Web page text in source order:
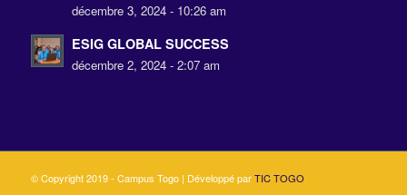
décembre 3, 2024 - 10:26 am
ESIG GLOBAL SUCCESS
décembre 2, 2024 - 2:07 am
© Copyright 2019 - Campus Togo | Développé parTIC TOGO